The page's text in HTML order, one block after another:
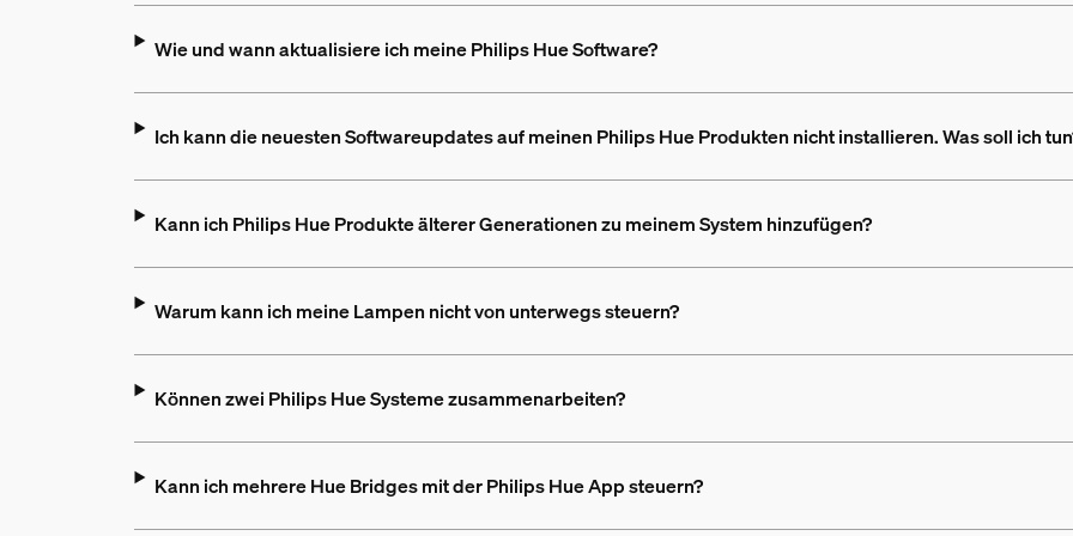
Wie und wann aktualisiere ich meine Philips Hue Software?
Ich kann die neuesten Softwareupdates auf meinen Philips Hue Produkten nicht installieren. Was soll ich
Kann ich Philips Hue Produkte älterer Generationen zu meinem System hinzufügen?
Warum kann ich meine Lampen nicht von unterwegs steuern?
Können zwei Philips Hue Systeme zusammenarbeiten?
Kann ich mehrere Hue Bridges mit der Philips Hue App steuern?